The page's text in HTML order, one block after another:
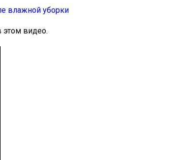
влажной уборки
видео.